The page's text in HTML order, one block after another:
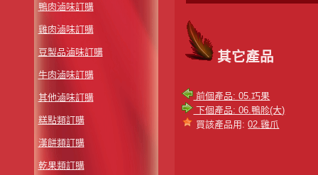
鴨肉滷味訂購
雞肉滷味訂購
豆製品滷味訂購
牛肉滷味訂購
其他滷味訂購
糕點類訂購
漢餅類訂購
乾果類訂購
其它產品
前個產品: 05.巧果
下個產品: 06.鴨胗(大)
買該產品用:02.雞爪